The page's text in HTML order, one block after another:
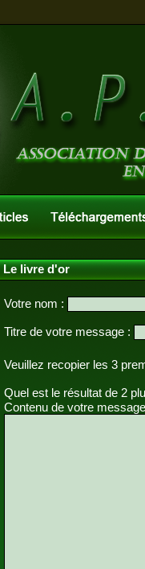
Le livre d'or
Votre nom :
Titre de votre message :
Veuillez recopier les 3
Quel est le résultat de 2
Contenu de votre